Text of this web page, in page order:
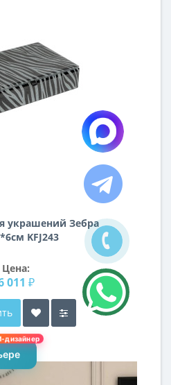
украшений Зебра
KFJ243
Цена:
011 ₽
дизайнер